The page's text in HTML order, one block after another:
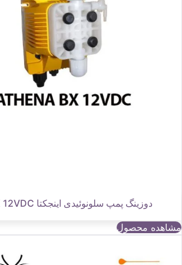
دوزینگ پمپ سلونوئیدی اینجکتا ATHENA BX 12VDC
مشاهده محصول